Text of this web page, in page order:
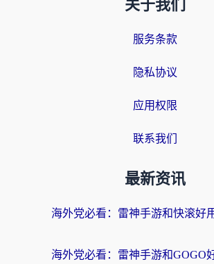
关于我们
服务条款
隐私协议
应用权限
联系我们
最新资讯